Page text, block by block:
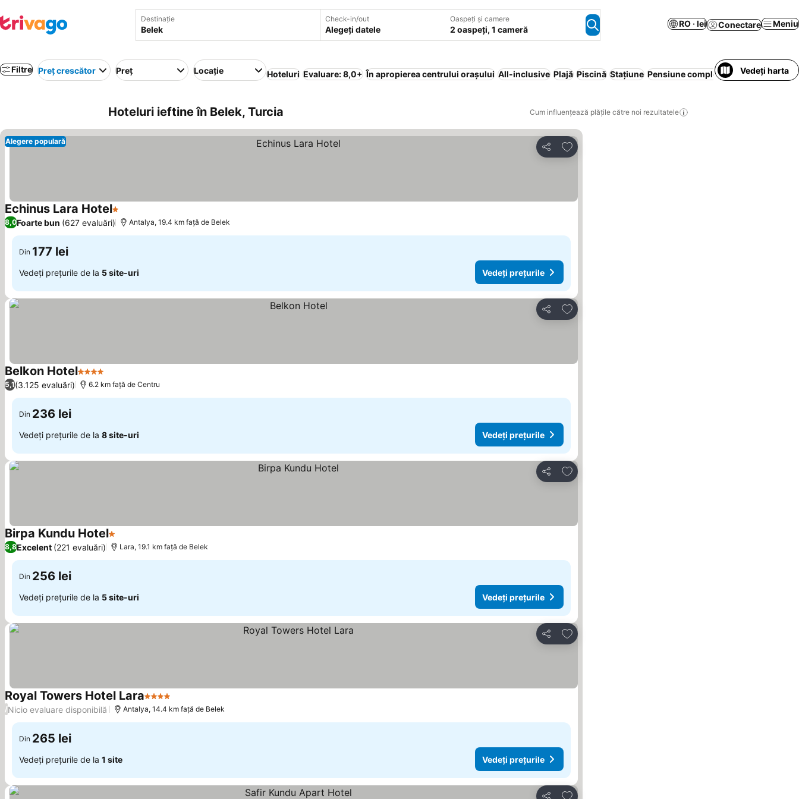
Destinație Check-in/out
Alegeți datele
Oaspeți și camere
2 oaspeți, 1 cameră
RO · lei Conectare Meniu
Filtre Preț crescător Preț Locație Hoteluri Evaluare: 8,0+ În apropierea centrului orașului All-inclusive Plajă Piscină Stațiune Pensiune completă Apartament în
Vedeți harta
Hoteluri ieftine în Belek, Turcia Cum influențează plățile către noi rezultatele
Distribuiți
Adăugaţi la favorite
Alegere populară
Echinus Lara Hotel1 Stele
Vedeți prețurile
8,0Foarte bun (627 evaluări) Antalya, 19.4 km faţă de Belek
Din 177 lei
Vedeți prețurile de la 5 site-uri Vedeți prețurile
Distribuiți
Adăugaţi la favorite
Belkon Hotel4 Stele
5,1(3.125 evaluări) 6.2 km faţă de Centru
Din 236 lei
Vedeți prețurile de la 8 site-uri Vedeți prețurile
Distribuiți
Adăugaţi la favorite
Birpa Kundu Hotel1 Stele
8,8Excelent (221 evaluări) Lara, 19.1 km faţă de Belek
Din 256 lei
Vedeți prețurile de la 5 site-uri Vedeți prețurile
Distribuiți
Adăugaţi la favorite
Royal Towers Hotel Lara4 Stele
/Nicio evaluare disponibilă Antalya, 14.4 km faţă de Belek
Din 265 lei
Vedeți prețurile de la 1 site Vedeți prețurile
Adăugaţi la favorite